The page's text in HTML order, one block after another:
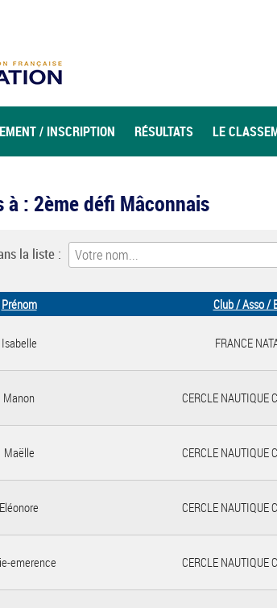
/ INSCRIPTION RÉSULTATS LE
: 2ème défi Mâconnais
la liste :
Prénom Club / Asso /
Isabelle FRANCE
Manon CERCLE NAUTIQUE
Maëlle CERCLE NAUTIQUE
Eléonore CERCLE NAUTIQUE
emerence CERCLE NAUTIQUE